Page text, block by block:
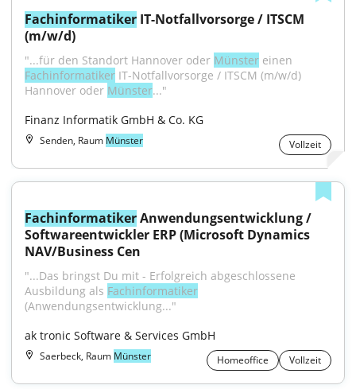
Fachinformatiker IT-Notfallvorsorge / ITSCM
(m/w/d)
"...für den Standort Hannover oder Münster
Fachinformatiker IT-Notfallvorsorge / ITSCM (m/w/d)
Hannover oder Münster..."
Finanz Informatik GmbH & Co. KG
Senden, Raum Münster Vollzeit
Fachinformatiker Anwendungsentwicklung /
Softwareentwickler ERP (Microsoft Dynamics
NAV/Business Cen
"...Das bringst Du mit - Erfolgreich abgeschlossene
Ausbildung als Fachinformatiker
(Anwendungsentwicklung..."
ak tronic Software & Services GmbH
Saerbeck, Raum Münster Homeoffice Vollzeit